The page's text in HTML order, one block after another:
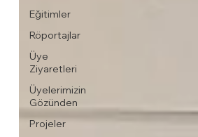
Eğitimler
Röportajlar
Üye
Ziyaretleri
Üyelerimizin
Gözünden
Projeler